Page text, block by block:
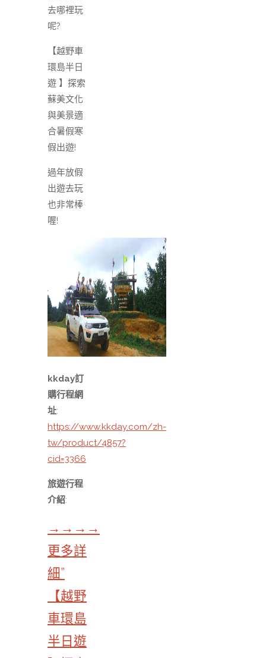
去哪裡玩
呢?
【越野車
環島半日
遊 】探索
蘇美文化
與美景適
合暑假寒
假出遊!
過年放假
出遊去玩
也非常棒
喔!
kkday訂
購行程網
址:
https://www.kkday.com/zh-
tw/product/4857?
cid=3366
旅遊行程
介紹:
→→→→
更多詳
細”
【越野
車環島
半日遊